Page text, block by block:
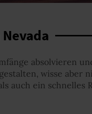
absolvieren
wisse aber
auch ein schnelles